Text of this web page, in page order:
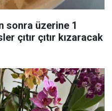
sonra üzerine 1
çıtır çıtır kızaracak